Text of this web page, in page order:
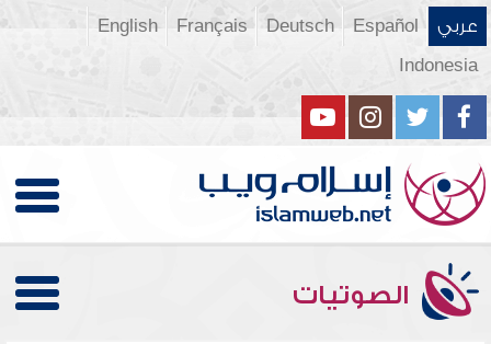
عربي Español
Deutsch
Français
English
Indonesia
الصوتيات